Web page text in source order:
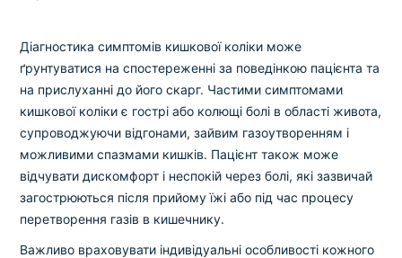
Діагностика симптомів кишкової коліки може
ґрунтуватися на спостереженні за поведінкою пацієнта та
на прислуханні до його скарг. Частими симптомами
кишкової коліки є гострі або колющі болі в області живота,
супроводжуючи відгонами, зайвим газоутворенням і
можливими спазмами кишків. Пацієнт також може
відчувати дискомфорт і неспокій через болі, які зазвичай
загострюються після прийому їжі або під час процесу
перетворення газів в кишечнику.
Важливо враховувати індивідуальні особливості кожного